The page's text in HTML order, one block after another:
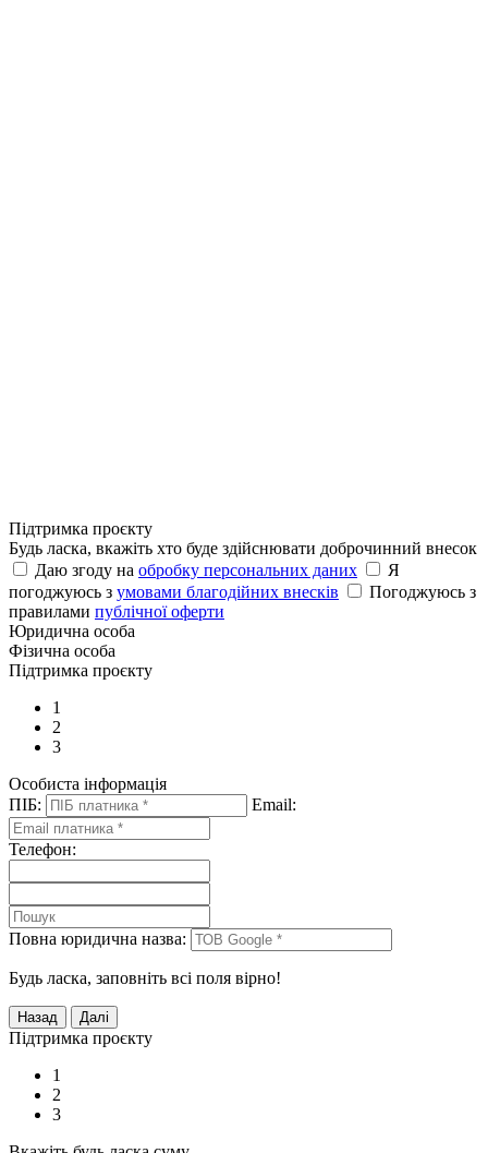
Підтримка проєкту
Будь ласка, вкажіть хто буде здійснювати доброчинний внесок
Даю згоду на обробку персональних даних
Я
погоджуюсь з умовами благодійних внесків
Погоджуюсь з
правилами публічної оферти
Юридична особа
Фізична особа
Підтримка проєкту
1
2
3
Особиста інформація
ПІБ:
Email:
Телефон:
Повна юридична назва:
Будь ласка, заповніть всі поля вірно!
Підтримка проєкту
1
2
3